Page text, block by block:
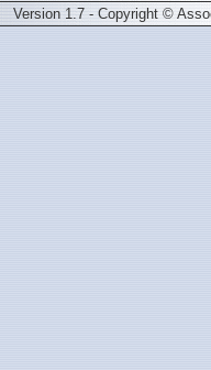
Version 1.7 - Copyright ©